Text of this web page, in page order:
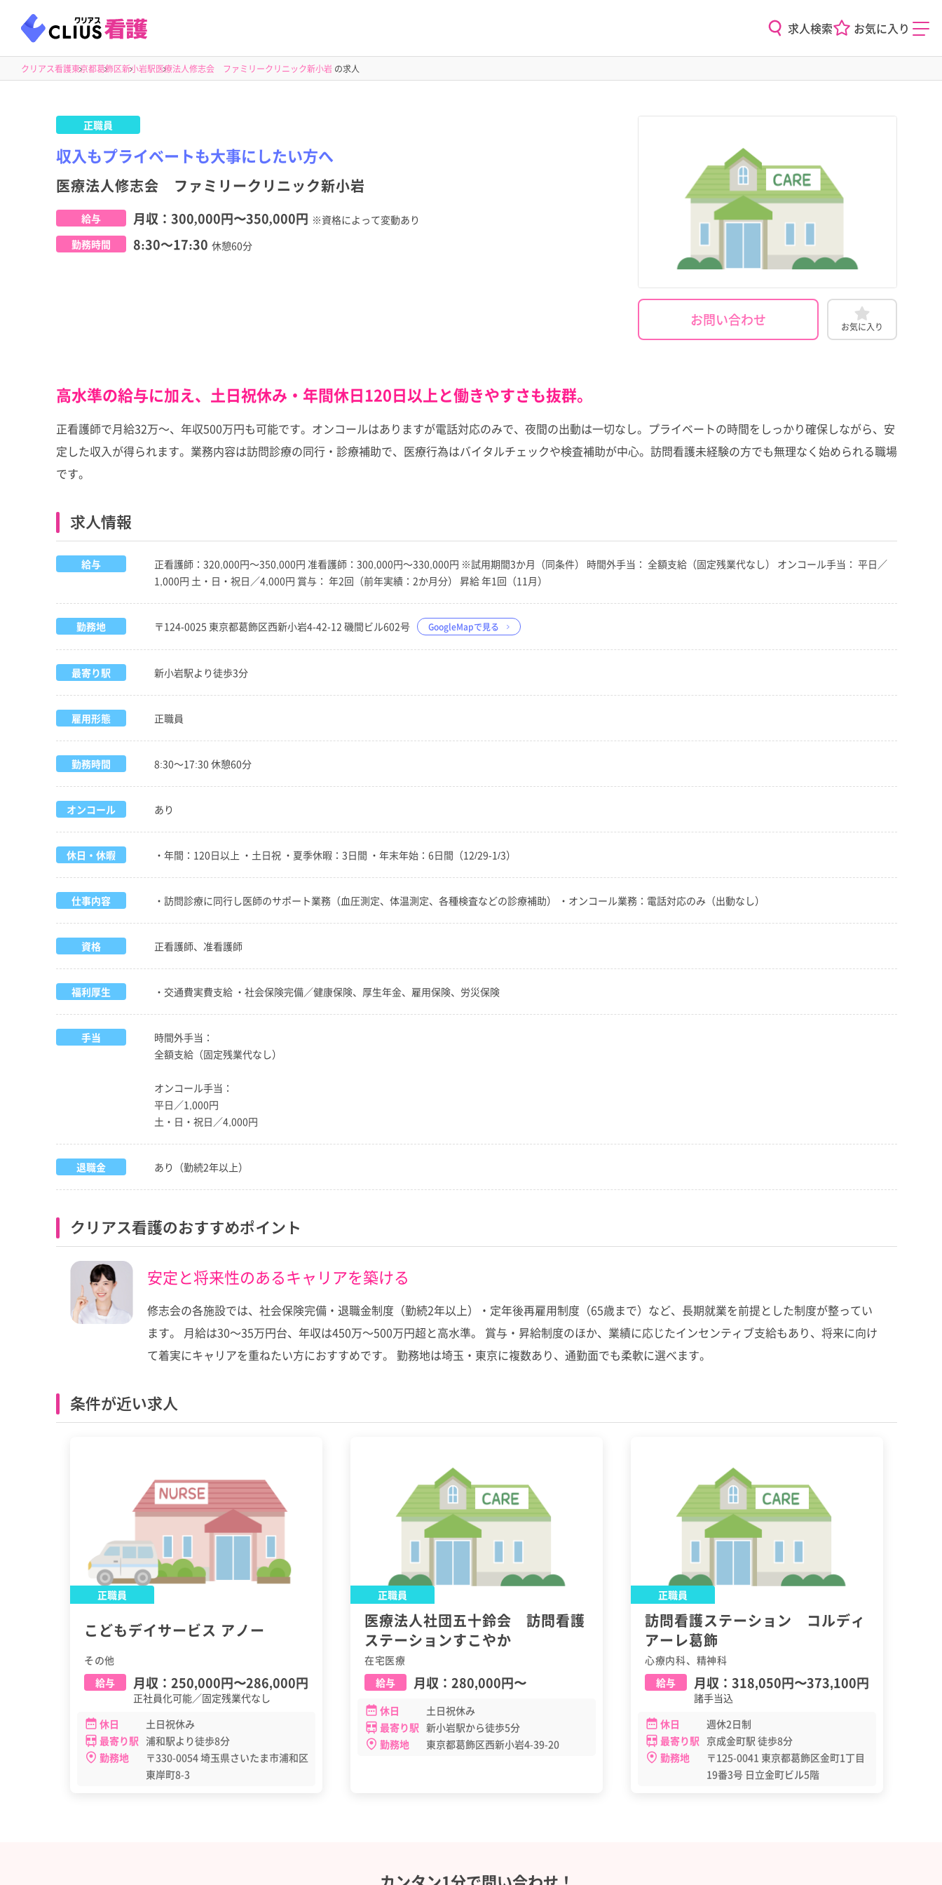
求人検索 お気に入り
クリアス看護東京都葛飾区新小岩駅医療法人修志会 ファミリークリニック新小岩 の求人
正職員
収入もプライベートも大事にしたい方へ
医療法人修志会 ファミリークリニック新小岩
お問い合わせ お気に入り
給与 月収： 300,000円〜350,000円 ※資格によって変動あり
勤務時間
8:30～17:30 休憩60分
高水準の給与に加え、土日祝休み・年間休日120日以上と働きやすさも抜群。
正看護師で月給32万～、年収500万円も可能です。オンコールはありますが電話対応のみで、夜間の出動は一切なし。プライベートの時間をしっかり確保しながら、安
定した収入が得られます。業務内容は訪問診療の同行・診療補助で、医療行為はバイタルチェックや検査補助が中心。訪問看護未経験の方でも無理なく始められる職場
です。
求人情報
給与
正看護師：320,000円～350,000円 准看護師：300,000円～330,000円 ※試用期間3か月（同条件） 時間外手当： 全額支給（固定残業代なし） オンコール手当： 平日／
1,000円 土・日・祝日／4,000円 賞与： 年2回（前年実績：2か月分） 昇給 年1回（11月）
勤務地 〒124-0025 東京都葛飾区西新小岩4-42-12 磯間ビル602号 GoogleMapで見る
最寄り駅 新小岩駅より徒歩3分
雇用形態 正職員
勤務時間 8:30～17:30 休憩60分
オンコール あり
休日・休暇 ・年間：120日以上 ・土日祝 ・夏季休暇：3日間 ・年末年始：6日間（12/29-1/3）
仕事内容 ・訪問診療に同行し医師のサポート業務（血圧測定、体温測定、各種検査などの診療補助） ・オンコール業務：電話対応のみ（出動なし）
資格 正看護師、准看護師
福利厚生 ・交通費実費支給 ・社会保険完備／健康保険、厚生年金、雇用保険、労災保険
手当
時間外手当：
全額支給（固定残業代なし）
オンコール手当：
平日／1,000円
土・日・祝日／4,000円
退職金 あり（勤続2年以上）
クリアス看護のおすすめポイント
安定と将来性のあるキャリアを築ける
修志会の各施設では、社会保険完備・退職金制度（勤続2年以上）・定年後再雇用制度（65歳まで）など、長期就業を前提とした制度が整ってい
ます。 月給は30～35万円台、年収は450万～500万円超と高水準。 賞与・昇給制度のほか、業績に応じたインセンティブ支給もあり、将来に向け
て着実にキャリアを重ねたい方におすすめです。 勤務地は埼玉・東京に複数あり、通勤面でも柔軟に選べます。
条件が近い求人
正職員
こどもデイサービス アノー
その他
給与
月収： 250,000円〜286,000円
正社員化可能／固定残業代なし
休日
土日祝休み
最寄り駅 浦和駅より徒歩8分
勤務地
〒330-0054 埼玉県さいたま市浦和区
東岸町8-3
正職員
医療法人社団五十鈴会 訪問看護
ステーションすこやか
在宅医療
給与
月収： 280,000円〜
休日
土日祝休み
最寄り駅 新小岩駅から徒歩5分
勤務地
東京都葛飾区西新小岩4-39-20
正職員
訪問看護ステーション コルディ
アーレ葛飾
心療内科、精神科
給与
月収： 318,050円〜373,100円
諸手当込
休日
週休2日制
最寄り駅 京成金町駅 徒歩8分
勤務地
〒125-0041 東京都葛飾区金町1丁目
19番3号 日立金町ビル5階